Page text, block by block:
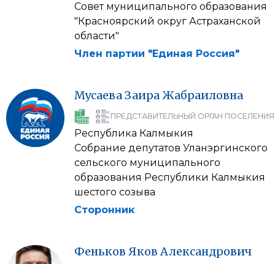
Совет муниципального образования
"Красноярский округ Астраханской
области"
Член партии "Единая Россия"
МусаеваЗаираЖабраиловна
ПРЕДСТАВИТЕЛЬНЫЙ ОРГАН ПОСЕЛЕНИЯ
Республика Калмыкия
Собрание депутатов Уланэргинского
сельского муниципального
образования Республики Калмыкия
шестого созыва
Сторонник
Феньков Яков Александрович